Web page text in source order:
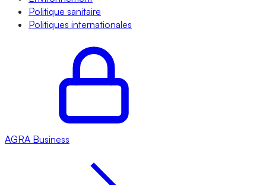
Politique sanitaire
Politiques internationales
AGRA Business